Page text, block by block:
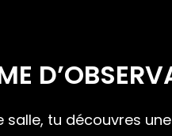
salle, tu découvres